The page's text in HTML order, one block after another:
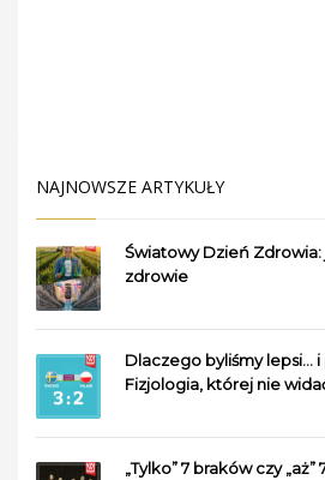
NAJNOWSZE ARTYKUŁY
Światowy Dzień
zdrowie
Dlaczego byliśmy lepsi… i
Fizjologia, której nie
„Tylko” 7 braków czy